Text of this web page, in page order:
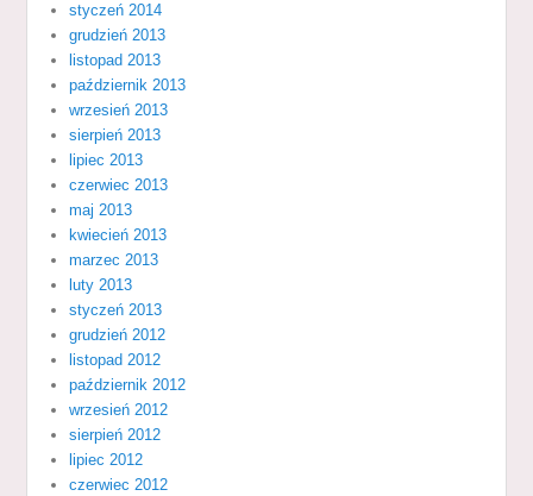
styczeń 2014
grudzień 2013
listopad 2013
październik 2013
wrzesień 2013
sierpień 2013
lipiec 2013
czerwiec 2013
maj 2013
kwiecień 2013
marzec 2013
luty 2013
styczeń 2013
grudzień 2012
listopad 2012
październik 2012
wrzesień 2012
sierpień 2012
lipiec 2012
czerwiec 2012